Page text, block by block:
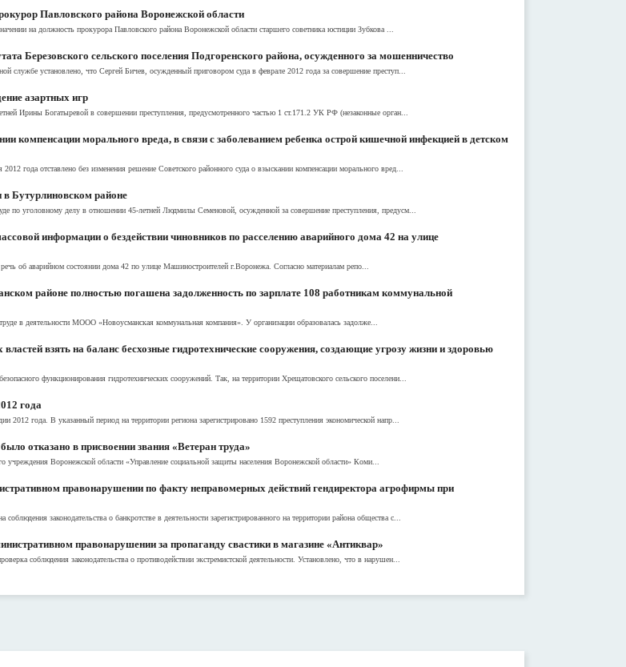
Павловского района Воронежской области
на должность прокурора Павловского района Воронежской области старшего советника юстиции Зубкова ...
Березовского сельского поселения Подгоренского района, осужденного за мошенничество
службе установлено, что Сергей Бичев, осужденный приговором суда в феврале 2012 года за совершение преступ...
азартных игр
Ирины Богатыревой в совершении преступления, предусмотренного частью 1 ст.171.2 УК РФ (незаконные орган...
компенсации морального вреда, в связи с заболеванием ребенка острой кишечной инфекцией в детском
года отставлено без изменения решение Советского районного суда о взыскании компенсации морального вред...
Бутурлиновском районе
по уголовному делу в отношении 45-летней Людмилы Семеновой, осужденной за совершение преступления, предусм...
информации о бездействии чиновников по расселению аварийного дома 42 на улице
об аварийном состоянии дома 42 по улице Машиностроителей г.Воронежа. Согласно материалам репо...
районе полностью погашена задолженность по зарплате 108 работникам коммунальной
в деятельности МООО «Новоусманская коммунальная компания». У организации образовалась задолже...
взять на баланс бесхозные гидротехнические сооружения, создающие угрозу жизни и здоровью
функционирования гидротехнических сооружений. Так, на территории Хрещатовского сельского поселени...
года
2012 года. В указанный период на территории региона зарегистрировано 1592 преступления экономической напр...
отказано в присвоении звания «Ветеран труда»
Воронежской области «Управление социальной защиты населения Воронежской области» Коми...
правонарушении по факту неправомерных действий гендиректора агрофирмы при
законодательства о банкротстве в деятельности зарегистрированного на территории района общества с...
правонарушении за пропаганду свастики в магазине «Антиквар»
соблюдения законодательства о противодействии экстремистской деятельности. Установлено, что в нарушен...